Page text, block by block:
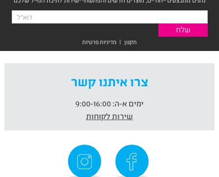
תקנון | מדיניות פרטיות
צרו איתנו קשר
ימים א-ה:
שירות לקוחות